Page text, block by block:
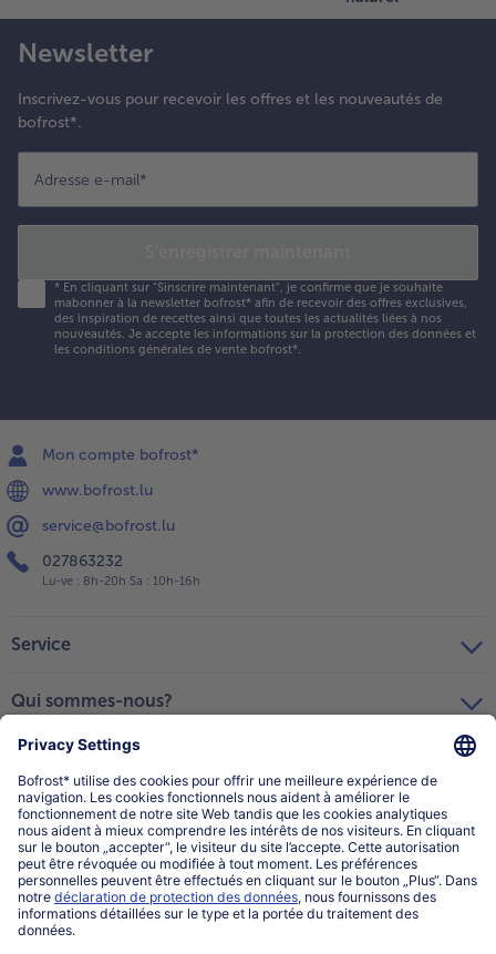
Newsletter
Inscrivez-vous pour recevoir les offres et les nouveautés de
bofrost*.
Adresse e-mail*
* En cliquant sur "Sinscrire maintenant", je confirme que je souhaite
mabonner à la newsletter bofrost* afin de recevoir des offres exclusives,
des inspiration de recettes ainsi que toutes les actualités liées à nos
nouveautés. Je accepte les informations sur la protection des données et
les conditions générales de vente bofrost*.
Mon compte bofrost*
www.bofrost.lu
service@bofrost.lu
027863232
Lu-ve : 8h-20h Sa : 10h-16h
Service
Qui sommes-nous?
Catégories